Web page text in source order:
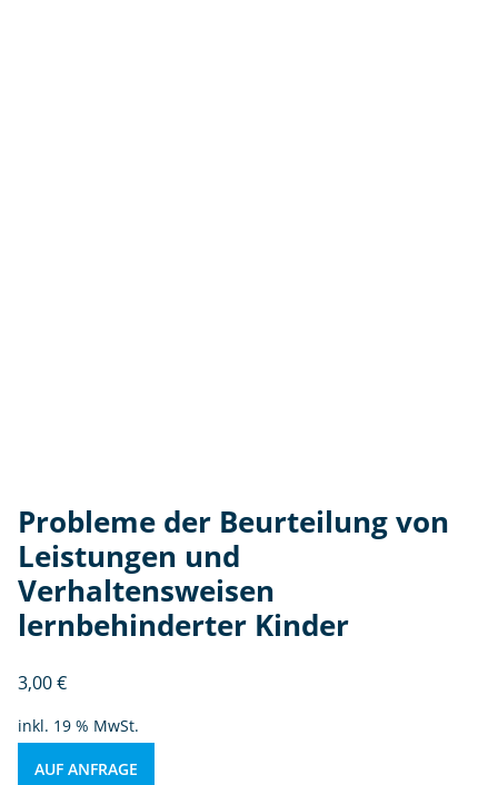
Probleme der Beurteilung von
Leistungen und
Verhaltensweisen
lernbehinderter Kinder
3,00€
inkl. 19 % MwSt.
AUF ANFRAGE